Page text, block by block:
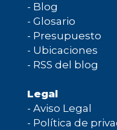
- Blog
- Glosario
- Presupuesto
- Ubicaciones
- RSS del blog
Legal
- Aviso Legal
- Política de